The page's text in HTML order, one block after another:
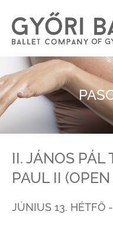
II. JÁNOS PÁL
PAUL II (OPEN
JÚNIUS 13. HÉTFŐ